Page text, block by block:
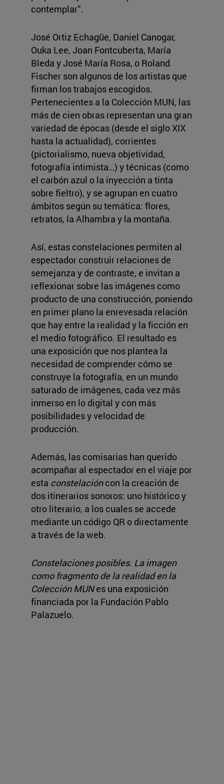
contemplar”.
José Ortiz Echagüe, Daniel Canogar,
Ouka Lee, Joan Fontcuberta, María
Bleda y José María Rosa, o Roland
Fischer son algunos de los artistas que
firman los trabajos escogidos.
Pertenecientes a la Colección MUN, las
más de cien obras representan una gran
variedad de épocas (desde el siglo XIX
hasta la actualidad), corrientes
(pictorialismo, nueva objetividad,
fotografía intimista…) y técnicas (como
el carbón azul o la inyección a tinta
sobre fieltro), y se agrupan en cuatro
ámbitos según su temática: flores,
retratos, la Alhambra y la montaña.
Así, estas constelaciones permiten al
espectador construir relaciones de
semejanza y de contraste, e invitan a
reflexionar sobre las imágenes como
producto de una construcción, poniendo
en primer plano la enrevesada relación
que hay entre la realidad y la ficción en
el medio fotográfico. El resultado es
una exposición que nos plantea la
necesidad de comprender cómo se
construye la fotografía, en un mundo
saturado de imágenes, cada vez más
inmerso en lo digital y con más
posibilidades y velocidad de
producción.
Además, las comisarias han querido
acompañar al espectador en el viaje por
esta constelacióncon la creación de
dos itinerarios sonoros: uno histórico y
otro literario, a los cuales se accede
mediante un código QR o directamente
a través de la web.
Constelaciones posibles. La imagen
como fragmento de la realidad en la
Colección MUNes una exposición
financiada por la Fundación Pablo
Palazuelo.